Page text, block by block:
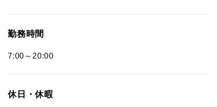
勤務時間
7:00～20:00
休日・休暇